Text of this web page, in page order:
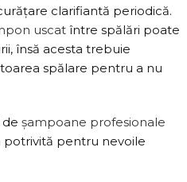
clarifiantă periodică.
uscat între spălări poate
însă acesta trebuie
spălare pentru a nu
șampoane profesionale
potrivită pentru nevoile